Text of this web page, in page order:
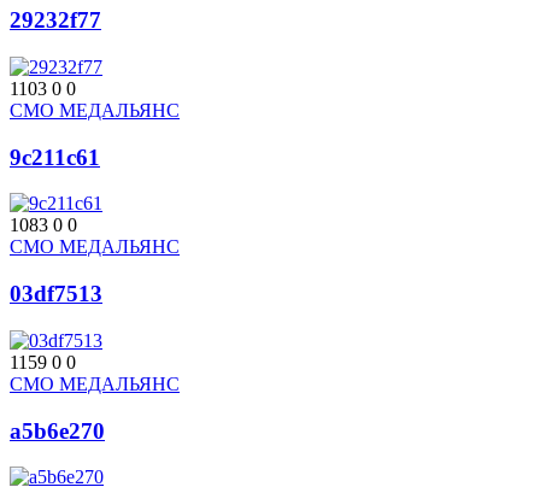
29232f77
1103 0 0
СМО МЕДАЛЬЯНС
9c211c61
1083 0 0
СМО МЕДАЛЬЯНС
03df7513
1159 0 0
СМО МЕДАЛЬЯНС
a5b6e270